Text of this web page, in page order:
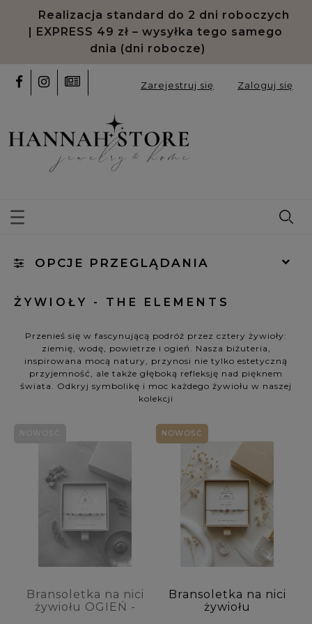
Realizacja standard do 2 dni roboczych
| EXPRESS 49 zł – wysyłka tego samego
dnia (dni robocze)
Zarejestruj się Zaloguj się
OPCJE PRZEGLĄDANIA
Kategorie: Żywioły - The Elements
Kolekcja: (wybierz)
Rodzaj biżuterii: (wybierz)
Rodzaj kamienia 1: (wybierz)
Rodzaj kamienia 2: (wybierz)
Rodzaj kamienia 3: (wybierz)
Symbolika / Właściwości: (wybierz)
ŻYWIOŁY - THE ELEMENTS
Przenieś się w fascynującą podróż przez cztery żywioły:
ziemię, wodę, powietrze i ogień. Nasza biżuteria,
inspirowana mocą natury, przynosi nie tylko estetyczną
przyjemność, ale także głęboką refleksję nad pięknem
świata. Odkryj symbolikę i moc każdego żywiołu w naszej
kolekcji
Bransoletka na nici
żywiołu OGIEŃ -
Bransoletka na nici
żywiołu
NOWOŚĆ